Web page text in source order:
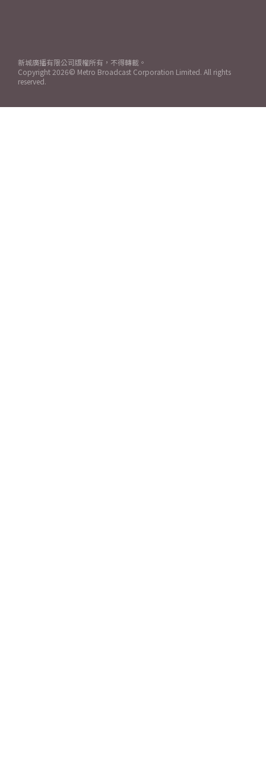
新城廣播有限公司版權所有，不得轉載。
Copyright 2026© Metro Broadcast Corporation Limited. All rights
reserved.